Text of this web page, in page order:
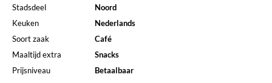
Stadsdeel
Noord
Keuken
Nederlands
Soort zaak
Café
Maaltijd extra
Snacks
Prijsniveau
Betaalbaar